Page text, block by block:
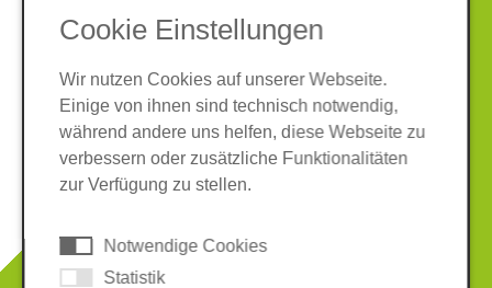
SOCIAL MEDIA
© 2026 REGUPOL Germany GmbH & Co. KG
Cookie Einstellungen
Wir nutzen Cookies auf unserer Webseite.
Einige von ihnen sind technisch notwendig,
während andere uns helfen, diese Webseite zu
verbessern oder zusätzliche Funktionalitäten
zur Verfügung zu stellen.
Notwendige Cookies
Statistik